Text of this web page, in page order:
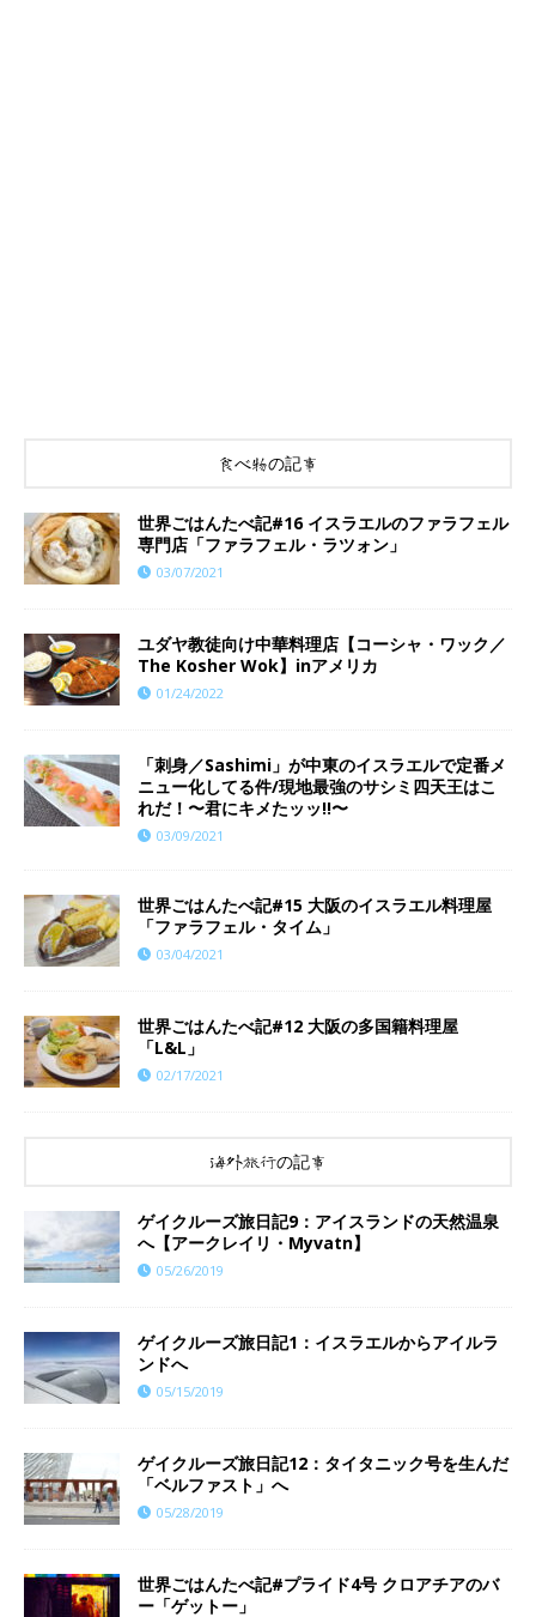
食べ物の記事
世界ごはんたべ記#16 イスラエルのファラフェル
専門店「ファラフェル・ラツォン」
03/07/2021
ユダヤ教徒向け中華料理店【コーシャ・ワック／
The Kosher Wok】inアメリカ
01/24/2022
「刺身／Sashimi」が中東のイスラエルで定番メ
ニュー化してる件/現地最強のサシミ四天王はこ
れだ！〜君にキメたッッ!!〜
03/09/2021
世界ごはんたべ記#15 大阪のイスラエル料理屋
「ファラフェル・タイム」
03/04/2021
世界ごはんたべ記#12 大阪の多国籍料理屋
「L&L」
02/17/2021
海外旅行の記事
ゲイクルーズ旅日記9：アイスランドの天然温泉
へ【アークレイリ・Myvatn】
05/26/2019
ゲイクルーズ旅日記1：イスラエルからアイルラ
ンドへ
05/15/2019
ゲイクルーズ旅日記12：タイタニック号を生んだ
「ベルファスト」へ
05/28/2019
世界ごはんたべ記#プライド4号 クロアチアのバ
ー「ゲットー」